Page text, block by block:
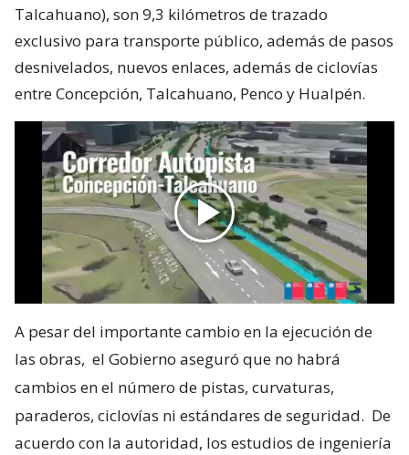
Talcahuano), son 9,3 kilómetros de trazado
exclusivo para transporte público, además de pasos
desnivelados, nuevos enlaces, además de ciclovías
entre Concepción, Talcahuano, Penco y Hualpén.
A pesar del importante cambio en la ejecución de
las obras, el Gobierno aseguró que no habrá
cambios en el número de pistas, curvaturas,
paraderos, ciclovías ni estándares de seguridad. De
acuerdo con la autoridad, los estudios de ingeniería